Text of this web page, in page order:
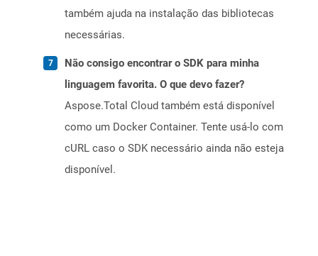
também ajuda na instalação das bibliotecas
necessárias.
Não consigo encontrar o SDK para minha
linguagem favorita. O que devo fazer?
Aspose.Total Cloud também está disponível
como um Docker Container. Tente usá-lo com
cURL caso o SDK necessário ainda não esteja
disponível.